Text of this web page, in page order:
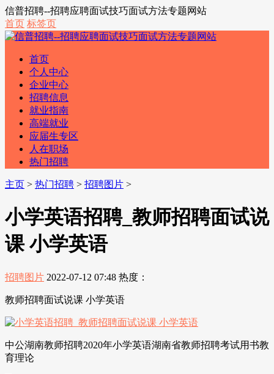
信普招聘--招聘应聘面试技巧面试方法专题网站
首页 标签页
首页
个人中心
企业中心
招聘信息
就业指南
高端就业
应届生专区
人在职场
热门招聘
主页 > 热门招聘 > 招聘图片 >
小学英语招聘_教师招聘面试说
课 小学英语
招聘图片 2022-07-12 07:48 热度：
教师招聘面试说课 小学英语
中公湖南教师招聘2020年小学英语湖南省教师招聘考试用书教
育理论